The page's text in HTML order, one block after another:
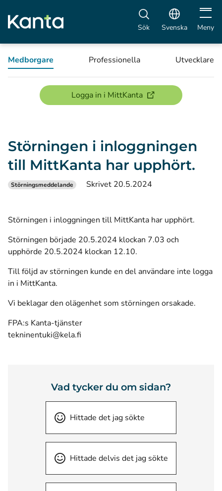
Sök Svenska Öppna
Meny
Medborgare Professionella Utvecklare
Logga in i MittKanta(öppnas i ett nytt
Störningen i inloggningen
till MittKanta har upphört.
Störningsmeddelande Skrivet 20.5.2024
Störningen i inloggningen till MittKanta har upphört.
Störningen började 20.5.2024 klockan 7.03 och
upphörde 20.5.2024 klockan 12.10.
Till följd av störningen kunde en del användare inte logga
in i MittKanta.
Vi beklagar den olägenhet som störningen orsakade.
FPA:s Kanta-tjänster
tekninentuki@kela.fi
Vad tycker du om sidan?
Hittade det jag sökte
Hittade delvis det jag sökte